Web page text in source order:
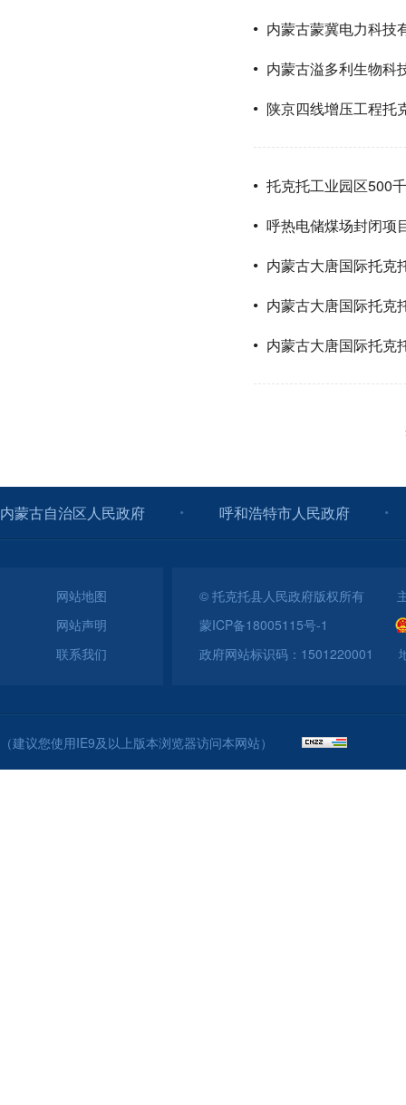
内蒙古蒙冀电力科技
内蒙古溢多利生物科
陕京四线增压工程托
托克托工业园区500
呼热电储煤场封闭项
内蒙古大唐国际托克
内蒙古大唐国际托克
内蒙古大唐国际托克
内蒙古自治区人民政府 呼和浩特市人民政府
网站地图
网站声明
联系我们
© 托克托县人民政府版权所有 主
蒙ICP备18005115号-1
政府网站标识码：1501220001 地
（建议您使用IE9及以上版本浏览器访问本网站）